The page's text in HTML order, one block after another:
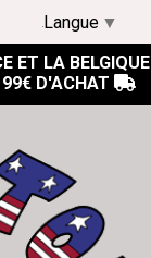
ET LA BELGIQUE
D'ACHAT 
Langue ▼